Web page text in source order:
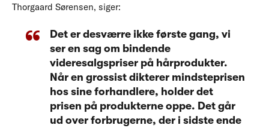
Thorgaard Sørensen, siger:
Det er desværre ikke første gang, vi
ser en sag om bindende
videresalgspriser på hårprodukter.
Når en grossist dikterer mindsteprisen
hos sine forhandlere, holder det
prisen på produkterne oppe. Det går
ud over forbrugerne, der i sidste ende